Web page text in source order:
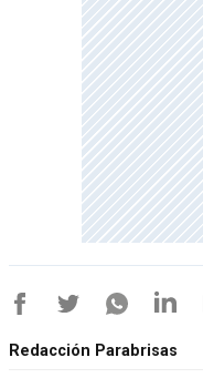
Redacción Parabrisas